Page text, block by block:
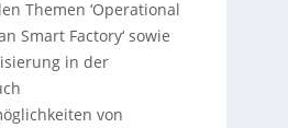
Themen ‘Operational
Smart Factory‘ sowie
in der
von